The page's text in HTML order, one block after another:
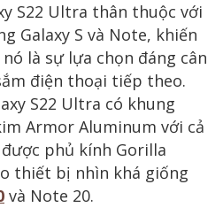
S22 Ultra thân thuộc với
Galaxy S và Note, khiến
là sự lựa chọn đáng cân
điện thoại tiếp theo.
S22 Ultra có khung
Armor Aluminum với cả
phủ kính Gorilla
thiết bị nhìn khá giống
và Note 20.